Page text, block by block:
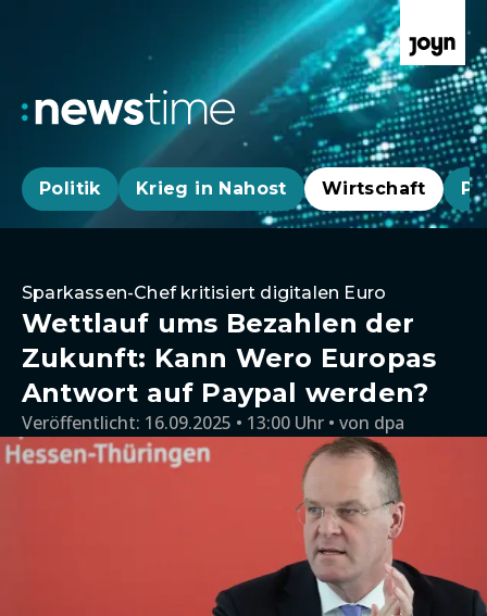
Politik Krieg in Nahost Wirtschaft
Sparkassen-Chef kritisiert digitalen Euro
Wettlauf ums Bezahlen der
Zukunft: Kann Wero Europas
Antwort auf Paypal werden?
Veröffentlicht: 16.09.2025 • 13:00 Uhr von dpa